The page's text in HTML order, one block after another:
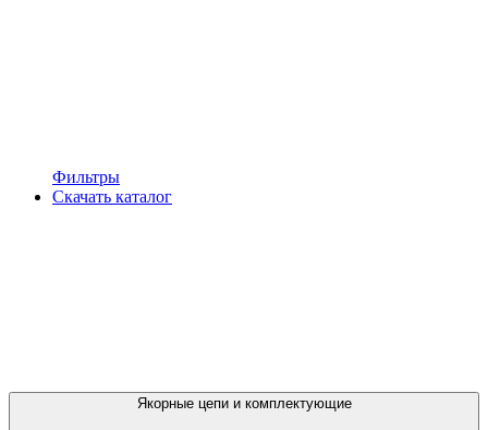
Фильтры
Скачать каталог
Якорные цепи и комплектующие